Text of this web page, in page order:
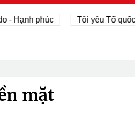
phúc Tôi yêu Tổ quốc tôi
mặt